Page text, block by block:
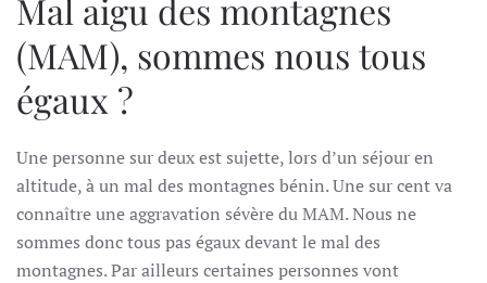
Mal aigu des montagnes
(MAM), sommes nous tous
égaux ?
Une personne sur deux est sujette, lors d’un séjour en
altitude, à un mal des montagnes bénin. Une sur cent va
connaître une aggravation sévère du MAM. Nous ne
sommes donc tous pas égaux devant le mal des
montagnes. Par ailleurs certaines personnes vont